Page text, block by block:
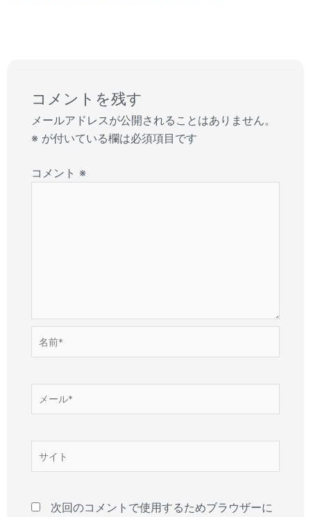
コメントを残す
メールアドレスが公開されることはありません。
※ が付いている欄は必須項目です
コメント ※
*
次回のコメントで使用するためブラウザーに